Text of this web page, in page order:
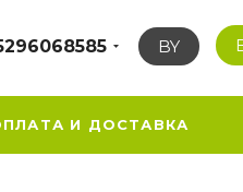
BY
И ДОСТАВКА